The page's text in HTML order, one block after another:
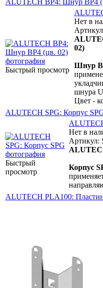
Быстрый просмотр
Нет в
02)
Шнур
шнура
Цвет -
ALUTECH SPG: Корпус
Быстрый
просмотр
Нет в
Артикул:
Корпус
ALUTECH PLA100: